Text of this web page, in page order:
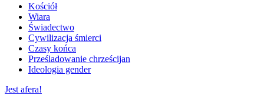
Kościół
Wiara
Świadectwo
Cywilizacja śmierci
Czasy końca
Prześladowanie chrześcijan
Ideologia gender
Jest afera!